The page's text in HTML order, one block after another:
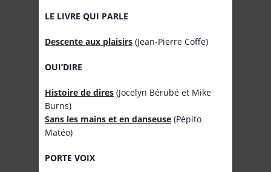
LE LIVRE QUI PARLE
Descente aux plaisirs (Jean-Pierre Coffe)
OUI’DIRE
Histoire de dires (Jocelyn Bérubé et Mike
Burns)
Sans les mains et en danseuse (Pépito
Matéo)
PORTE VOIX